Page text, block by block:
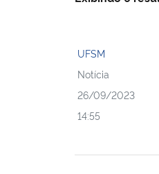
UFSM
Notícia
26/09/2023
14:55